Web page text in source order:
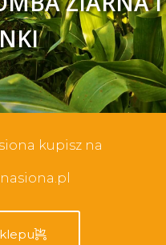
kupisz na